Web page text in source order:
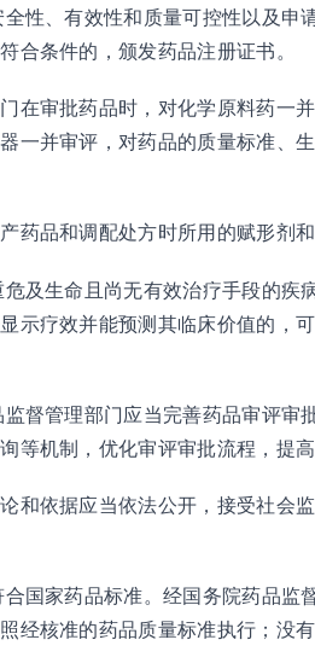
全性、有效性和质量可控性以及申
合条件的，颁发药品注册证书。
在审批药品时，对化学原料药一
一并审评，对药品的质量标准、
药品和调配处方时所用的赋形剂
危及生命且尚无有效治疗手段的疾
示疗效并能预测其临床价值的，
监督管理部门应当完善药品审评审
等机制，优化审评审批流程，提
和依据应当依法公开，接受社会
合国家药品标准。经国务院药品监
经核准的药品质量标准执行；没